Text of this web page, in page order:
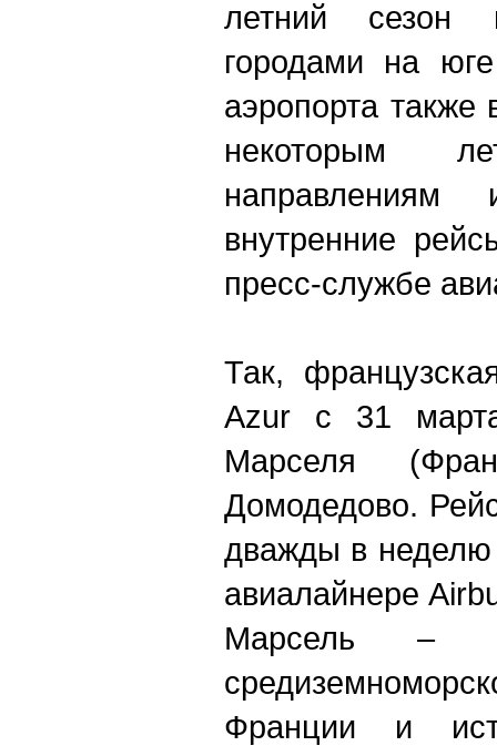
летний сезон
городами на
аэропорта также
некоторым
внутренние
пресс-службе
Так,
Azur с 31
Марселя
Домодедово.
дважды в
авиалайнере
Марсель –
Франции и